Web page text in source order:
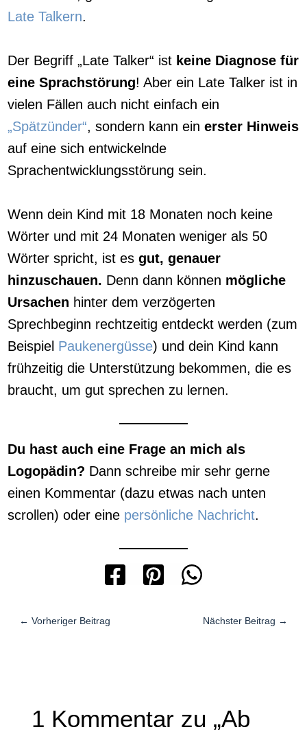
Late Talkern.
Der Begriff „Late Talker“ ist keine Diagnose für
eine Sprachstörung! Aber ein Late Talker ist in
vielen Fällen auch nicht einfach ein
„Spätzünder“, sondern kann ein erster Hinweis
auf eine sich entwickelnde
Sprachentwicklungsstörung sein.
Wenn dein Kind mit 18 Monaten noch keine
Wörter und mit 24 Monaten weniger als 50
Wörter spricht, ist es gut, genauer
hinzuschauen. Denn dann können mögliche
Ursachen hinter dem verzögerten
Sprechbeginn rechtzeitig entdeckt werden (zum
Beispiel Paukenergüsse) und dein Kind kann
frühzeitig die Unterstützung bekommen, die es
braucht, um gut sprechen zu lernen.
Du hast auch eine Frage an mich als
Logopädin? Dann schreibe mir sehr gerne
einen Kommentar (dazu etwas nach unten
scrollen) oder eine persönliche Nachricht.
← Vorheriger Beitrag Nächster Beitrag →
1 Kommentar zu „Ab